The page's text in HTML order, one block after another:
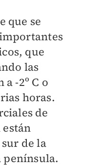
que se
que
las
-2º C o
horas.
de
de la
península.